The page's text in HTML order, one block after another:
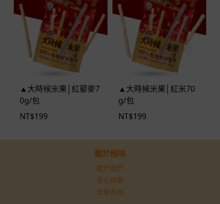
▲大時候米果│紅藜麥7
0g/包
NT$199
▲大時候米果│紅米70
g/包
NT$199
關於稻味
關於我們
安心檢驗
全部商品